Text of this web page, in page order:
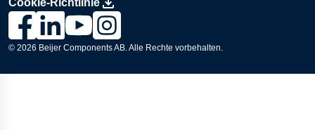
Cookie-Richtlinie
Link zur Lesjöfors-Seite auf Facebook., Opens in a new
Link zur Lesjöfors-Seite auf LinkedIn., Opens in a new
Link zum Lesjöfors-Kanal auf YouTube., Opens
Link zur Lesjöfors-Seite auf Instagram.,
© 2026 Beijer Components AB. Alle Rechte vorbehalten.